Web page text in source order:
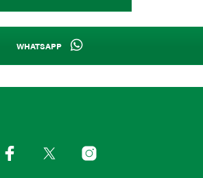
WHATSAPP